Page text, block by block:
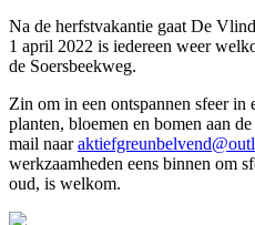
Na de herfstvakantie gaat De
1 april 2022 is iedereen weer
de Soersbeekweg.
Zin om in een ontspannen sfeer in
planten, bloemen en bomen aan
mail naar
werkzaamheden eens binnen om
oud, is welkom.